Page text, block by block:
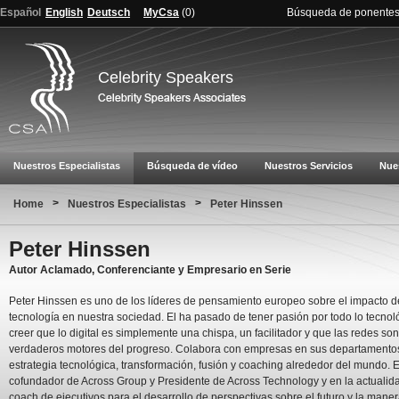
Español English Deutsch MyCsa (0) Búsqueda de ponentes
Celebrity Speakers
Nuestros Especialistas Búsqueda de vídeo Nuestros Servicios
Home > Nuestros Especialistas > Peter Hinssen
Peter Hinssen
Autor Aclamado, Conferenciante y Empresario en Serie
Peter Hinssen es uno de los líderes de pensamiento europeo sobre el impacto
tecnología en nuestra sociedad. El ha pasado de tener pasión por todo lo
creer que lo digital es simplemente una chispa, un facilitador y que las redes
verdaderos motores del progreso. Colabora con empresas en sus
estrategia tecnológica, transformación, fusión y coaching alrededor del mundo.
cofundador de Across Group y Presidente de Across Technology y en la